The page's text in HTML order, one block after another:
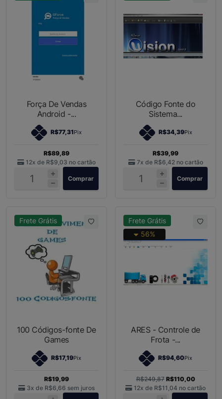
Força De Vendas
Android -...
R$77,31Pix
R$89,89
12x de R$9,03 no cartão
Comprar
Código Fonte do
Sistema...
R$34,39Pix
R$39,99
7x de R$6,42 no cartão
Comprar
Frete Grátis
100 Códigos-fonte De
Games
R$17,19Pix
R$19,99
3x de R$6,66 sem juros
Frete Grátis
56%
ARES - Controle de
Frota -...
R$94,60Pix
R$249,87 R$110,00
12x de R$11,04 no cartão